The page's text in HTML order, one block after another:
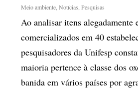
Meio ambiente,Notícias,Pesquisas
Ao analisar itens alegadamente
comercializados em 40
pesquisadores da Unifesp
maioria pertence à classe dos
banida em vários países por